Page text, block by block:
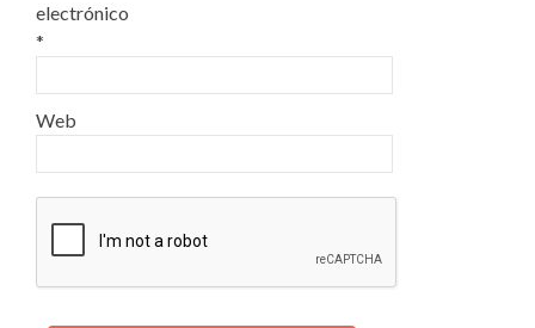
electrónico
*
Web